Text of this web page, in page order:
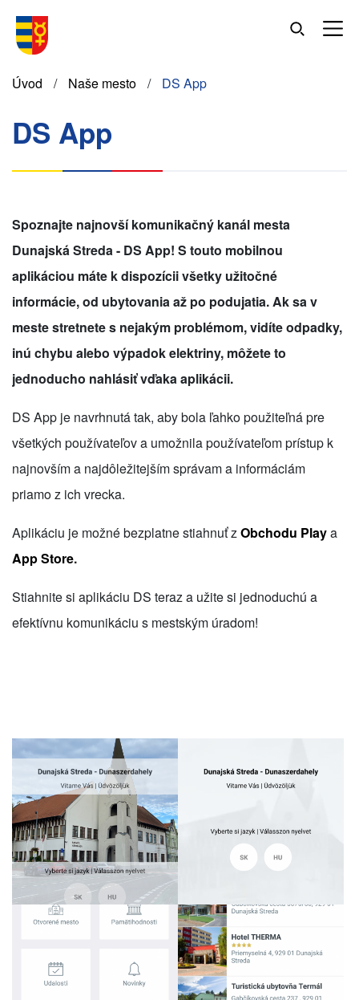
hlavný
Omrvinka
Úvod Naše mesto DS App
DS App
Spoznajte najnovší komunikačný kanál mesta
Dunajská Streda - DS App! S touto mobilnou
aplikáciou máte k dispozícii všetky užitočné
informácie, od ubytovania až po podujatia. Ak sa v
meste stretnete s nejakým problémom, vidíte odpadky,
inú chybu alebo výpadok elektriny, môžete to
jednoducho nahlásiť vďaka aplikácii.
DS App je navrhnutá tak, aby bola ľahko použiteľná pre
všetkých používateľov a umožnila používateľom prístup k
najnovším a najdôležitejším správam a informáciám
priamo z ich vrecka.
Aplikáciu je možné bezplatne stiahnuť zObchodu Playa
App Store.
Stiahnite si aplikáciu DS teraz a užite si jednoduchú a
efektívnu komunikáciu s mestským úradom!